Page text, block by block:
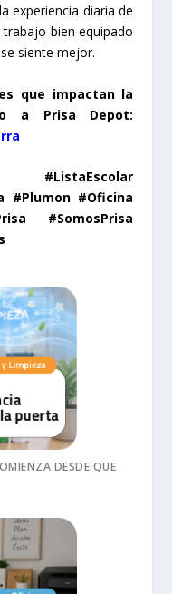
experiencia diaria de
bien equipado
siente mejor.
que impactan la
a Prisa Depot:
#Plumon #Oficina
#SomosPrisa
DESDE QUE